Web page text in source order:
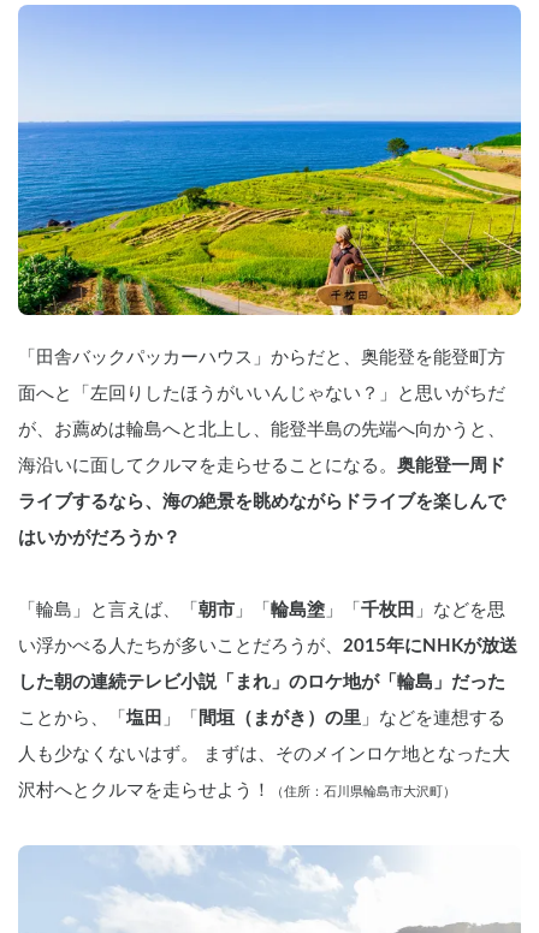
「田舎バックパッカーハウス」からだと、奥能登を能登町方
面へと「左回りしたほうがいいんじゃない？」と思いがちだ
が、お薦めは輪島へと北上し、能登半島の先端へ向かうと、
海沿いに面してクルマを走らせることになる。 奥能登一周ド
ライブするなら、海の絶景を眺めながらドライブを楽しんで
はいかがだろうか？
「輪島」と言えば、「 朝市 」「 輪島塗 」「 千枚田 」などを思
い浮かべる人たちが多いことだろうが、 2015年にNHKが放送
した朝の連続テレビ小説「まれ」のロケ地が「輪島」だった
ことから、「 塩田 」「 間垣（まがき）の里 」などを連想する
人も少なくないはず。 まずは、そのメインロケ地となった大
沢村へとクルマを走らせよう！
（住所：石川県輪島市大沢町）